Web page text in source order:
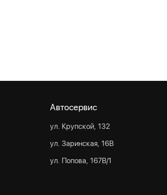
Автосервис
ул. Крупской, 132
ул. Заринская, 16В
ул. Попова, 167В/1